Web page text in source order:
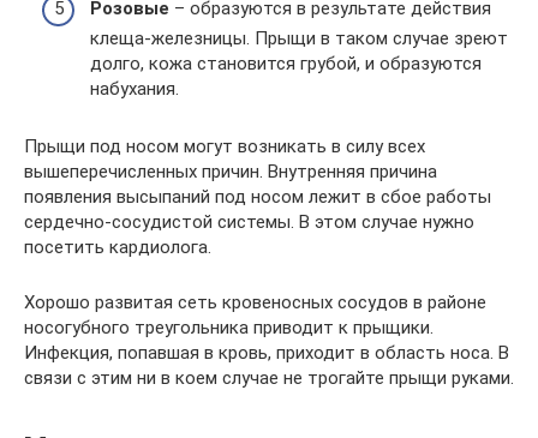
Розовые – образуются в результате действия
клеща-железницы. Прыщи в таком случае зреют
долго, кожа становится грубой, и образуются
набухания.
Прыщи под носом могут возникать в силу всех
вышеперечисленных причин. Внутренняя причина
появления высыпаний под носом лежит в сбое работы
сердечно-сосудистой системы. В этом случае нужно
посетить кардиолога.
Хорошо развитая сеть кровеносных сосудов в районе
носогубного треугольника приводит к прыщики.
Инфекция, попавшая в кровь, приходит в область носа. В
связи с этим ни в коем случае не трогайте прыщи руками.